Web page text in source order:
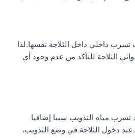
داخلي داخل الثلاجة نفسها.لذا
الثلاجة للتأكد من عدم وجود أي
مياه التذويب سببا إضافيا
دخول الثلاجة في وضع التذويب،